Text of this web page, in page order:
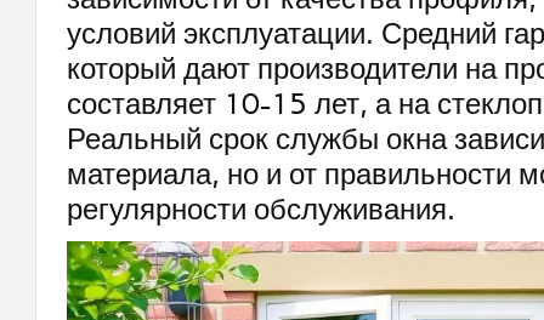
условий эксплуатации. Средний
который дают производители на
составляет 10-15 лет, а на
Реальный срок службы окна
материала, но и от правильности
регулярности обслуживания.